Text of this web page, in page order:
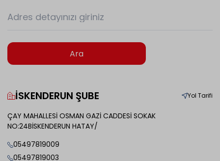
Adres detayınızı giriniz
Ara
İSKENDERUN ŞUBE Yol Tarifi
ÇAY MAHALLESİ OSMAN GAZİ CADDESİ SOKAK
NO:24BİSKENDERUN HATAY/
05497819009
05497819003